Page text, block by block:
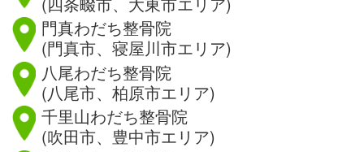
門真わだち整骨院
(門真市、寝屋川市エリア)
八尾わだち整骨院
(八尾市、柏原市エリア)
千里山わだち整骨院
(吹田市、豊中市エリア)